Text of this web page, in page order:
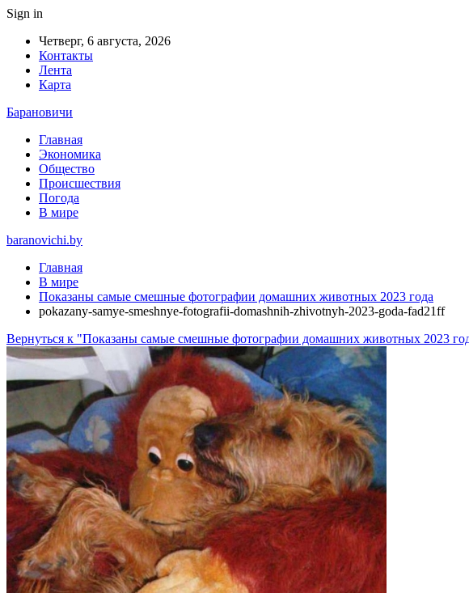
Sign in
Четверг, 6 августа, 2026
Контакты
Лента
Карта
Барановичи
Главная
Экономика
Общество
Происшествия
Погода
В мире
baranovichi.by
Главная
В мире
Показаны самые смешные фотографии домашних животных 2023 года
pokazany-samye-smeshnye-fotografii-domashnih-zhivotnyh-2023-goda-fad21ff
Вернуться к "Показаны самые смешные фотографии домашних животных 2023